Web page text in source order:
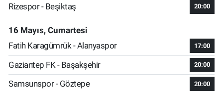
Rizespor - Beşiktaş
20:00
16 Mayıs, Cumartesi
Fatih Karagümrük - Alanyaspor
17:00
Gaziantep FK - Başakşehir 20:00
Samsunspor - Göztepe 20:00